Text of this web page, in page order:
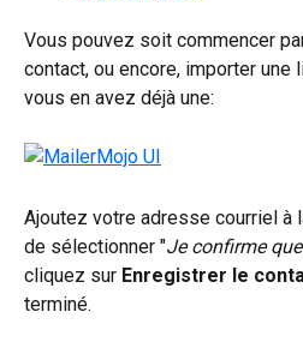
Vous pouvez soit commencer
contact, ou encore, importer
vous en avez déjà une:
Ajoutez votre adresse courriel à
de sélectionner "Je confirme
cliquez sur Enregistrer le
terminé.